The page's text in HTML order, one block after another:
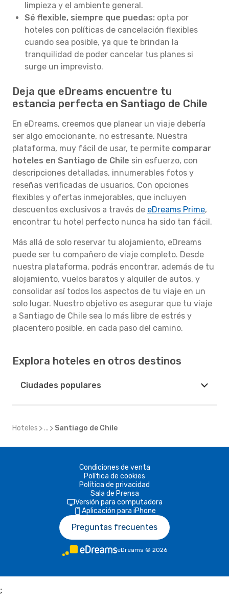
limpieza y el ambiente general.
Sé flexible, siempre que puedas: opta por
hoteles con políticas de cancelación flexibles
cuando sea posible, ya que te brindan la
tranquilidad de poder cancelar tus planes si
surge un imprevisto.
Deja que eDreams encuentre tu
estancia perfecta en Santiago de Chile
En eDreams, creemos que planear un viaje debería
ser algo emocionante, no estresante. Nuestra
plataforma, muy fácil de usar, te permite comparar
hoteles en Santiago de Chile sin esfuerzo, con
descripciones detalladas, innumerables fotos y
reseñas verificadas de usuarios. Con opciones
flexibles y ofertas inmejorables, que incluyen
descuentos exclusivos a través de eDreams Prime,
encontrar tu hotel perfecto nunca ha sido tan fácil.
Más allá de solo reservar tu alojamiento, eDreams
puede ser tu compañero de viaje completo. Desde
nuestra plataforma, podrás encontrar, además de tu
alojamiento, vuelos baratos y alquiler de autos, y
consolidar así todos los aspectos de tu viaje en un
solo lugar. Nuestro objetivo es asegurar que tu viaje
a Santiago de Chile sea lo más libre de estrés y
placentero posible, en cada paso del camino.
Explora hoteles en otros destinos
Ciudades populares
Hoteles ... Santiago de Chile
Condiciones de venta
Política de cookies
Política de privacidad
Sala de Prensa
Versión para computadora
Aplicación para iPhone
Preguntas frecuentes
eDreams © 2026
;